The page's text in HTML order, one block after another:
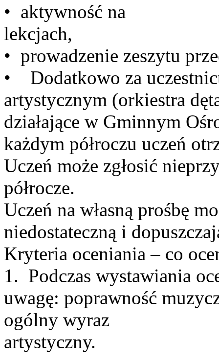
• aktywność na
• prowadzenie zeszytu
• Dodatkowo za
artystycznym (orkiestra
działające w Gminnym
każdym półroczu uczeń
Uczeń może zgłosić
półrocze.
Uczeń na własną prośbę
niedostateczną i
Kryteria oceniania – co
1. Podczas wystawiania
uwagę: poprawność
ogólny wyraz